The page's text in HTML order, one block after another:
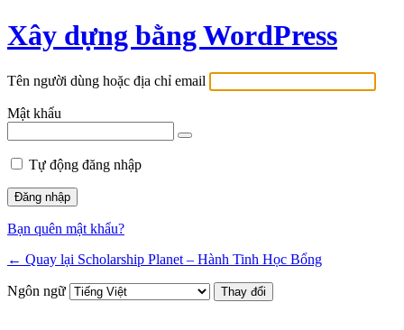
Xây dựng bằng WordPress
Tên người dùng hoặc địa chỉ email
Mật khẩu
Tự động đăng nhập
Bạn quên mật khẩu?
← Quay lại Scholarship Planet – Hành Tinh Học Bổng
Ngôn ngữ